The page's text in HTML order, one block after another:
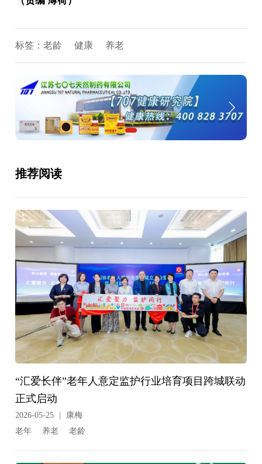
标签：老龄 健康 养老
推荐阅读
“汇爱长伴”老年人意定监护行业培育项目跨城联动
正式启动
2026-05-25
康梅
老年
养老 老龄